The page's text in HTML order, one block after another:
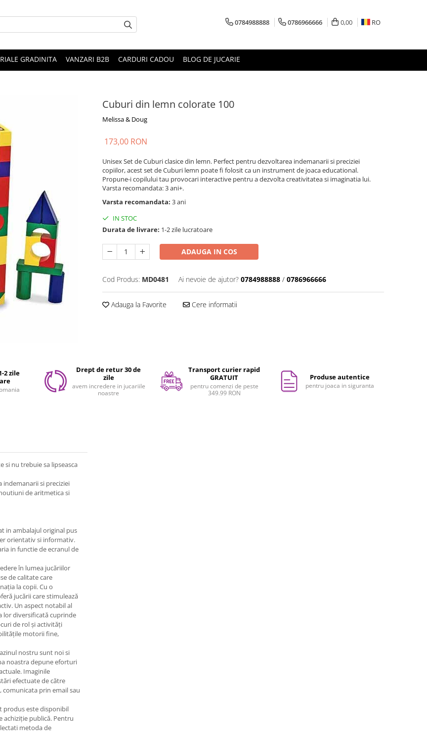
0784988888 0786966666 0,00 RO
GRADINITA VANZARI B2B CARDURI CADOU BLOG DE JUCARIE
Cuburi din lemn colorate 100
Melissa & Doug
173,00 RON
Unisex Set de Cuburi clasice din lemn. Perfect pentru dezvoltarea indemanarii si preciziei
copiilor, acest set de Cuburi lemn poate fi folosit ca un instrument de joaca educational.
Propune-i copilului tau provocari interactive pentru a dezvolta creativitatea si imaginatia lui.
Varsta recomandata: 3 ani+.
Varsta recomandata: 3 ani
IN STOC
Durata de livrare: 1-2 zile lucratoare
ADAUGA IN COS
Cod Produs: MD0481 Ai nevoie de ajutor? 0784988888 / 0786966666
Adauga la Favorite Cere informatii
2 zile
Drept de retur 30 de
zile
avem incredere in jucariile
noastre
Transport curier rapid
GRATUIT
pentru comenzi de peste
349.99 RON
Produse autentice
pentru joaca in siguranta
si nu trebuie sa lipseasca
indemanarii si preciziei
de aritmetica si
in ambalajul original pus
orientativ si informativ.
in functie de ecranul de
în lumea jucăriilor
de calitate care
la copii. Cu o
jucării care stimulează
Un aspect notabil al
lor diversificată cuprinde
de rol și activități
motorii fine,
nostru sunt noi si
noastra depune eforturi
Imaginile
efectuate de către
prin email sau
produs este disponibil
achiziție publică. Pentru
metoda de